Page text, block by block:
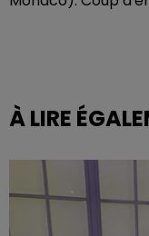
À LIRE